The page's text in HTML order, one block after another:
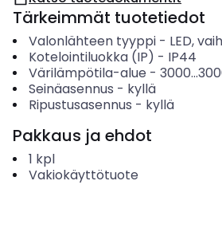
Tärkeimmät tuotetiedot
Valonlähteen tyyppi- LED,
Kotelointiluokka (IP) - IP44
Värilämpötila-alue -
Seinäasennus - kyllä
Ripustusasennus - kyllä
Pakkaus ja ehdot
1 kpl
Vakiokäyttötuote